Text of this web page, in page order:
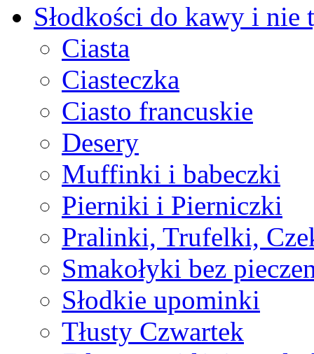
Słodkości do kawy i nie
Ciasta
Ciasteczka
Ciasto francuskie
Desery
Muffinki i babeczki
Pierniki i Pierniczki
Pralinki, Trufelki,
Smakołyki bez
Słodkie upominki
Tłusty Czwartek